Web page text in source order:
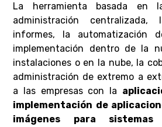
La herramienta basada en
administración
informes, la automatización
implementación dentro de la
instalaciones o en la nube, la
administración de extremo a
a las empresas con la
implementación de
imágenes para